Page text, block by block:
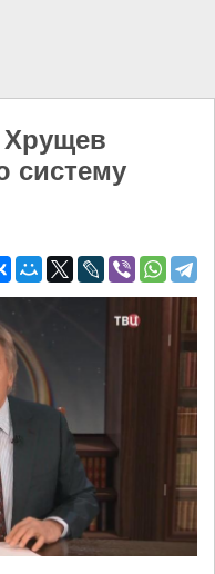
Хрущев
систему